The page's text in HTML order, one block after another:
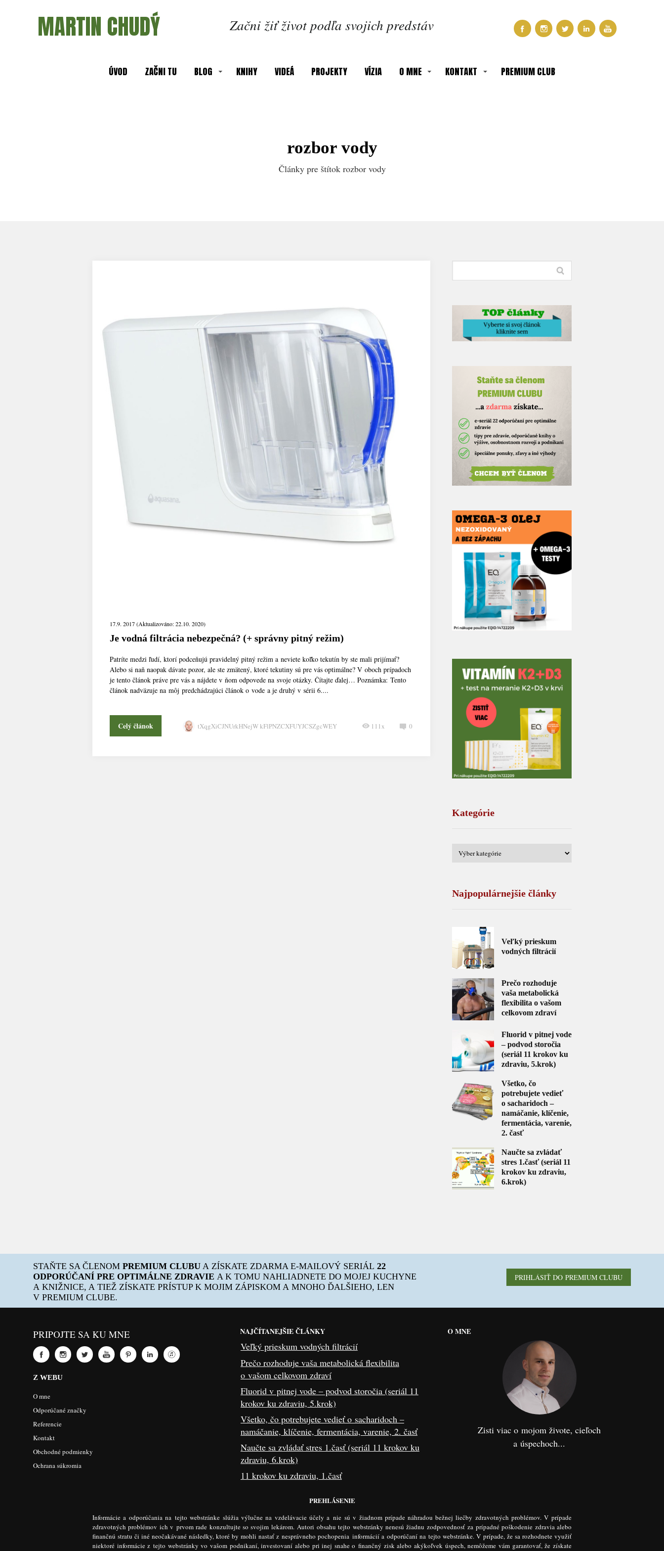
MARTIN CHUDÝ Začni žiť život podľa svojich predstáv
ÚVOD ZAČNI TU BLOG KNIHY VIDEÁ PROJEKTY VÍZIA O MNE KONTAKT PREMIUM CLUB
rozbor vody
Články pre štítok rozbor vody
17.9. 2017 (Aktualizováno: 22.10. 2020)
Je vodná filtrácia nebezpečná? (+ správny pitný režim)
Patríte medzi ľudí, ktorí podceňujú pravidelný pitný režim a neviete koľko tekutín by ste mali prijímať?
Alebo si naň naopak dávate pozor, ale ste zmätený, ktoré tekutiny sú pre vás optimálne? V oboch prípadoch
je tento článok práve pre vás a nájdete v ňom odpovede na svoje otázky. Čítajte ďalej… Poznámka: Tento
článok nadväzuje na môj predchádzajúci článok o vode a je druhý v sérii 6....
Celý článok tXqgXiCJNUrkHNejW kFlPNZCXFUYJCSZgcWEY 0
111x
Kategórie
Najpopulárnejšie články
Veľký prieskum
vodných filtrácií
Prečo rozhoduje
vaša metabolická
flexibilita o vašom
celkovom zdraví
Fluorid v pitnej vode
– podvod storočia
(seriál 11 krokov ku
zdraviu, 5.krok)
Všetko, čo
potrebujete vedieť
o sacharidoch –
namáčanie, klíčenie,
fermentácia, varenie,
2. časť
Naučte sa zvládať
stres 1.časť (seriál 11
krokov ku zdraviu,
6.krok)
STAŇTE SA ČLENOMPREMIUM CLUBU A ZÍSKATE ZDARMA E-MAILOVÝ SERIÁL22
ODPORÚČANÍ PRE OPTIMÁLNE ZDRAVIE A K TOMU NAHLIADNETE DO MOJEJ KUCHYNE
A KNIŽNICE, A TIEŽ ZÍSKATE PRÍSTUP K MOJIM ZÁPISKOM A MNOHO ĎALŠIEHO, LEN
V PREMIUM CLUBE.
PRIHLÁSIŤ DO PREMIUM CLUBU
PRIPOJTE SA KU MNE
Z WEBU
O mne
Odporúčané značky
Referencie
Kontakt
Obchodné podmienky
Ochrana súkromia
NAJČÍTANEJŠIE ČLÁNKY
Veľký prieskum vodných filtrácií
Prečo rozhoduje vaša metabolická flexibilita
o vašom celkovom zdraví
Fluorid v pitnej vode – podvod storočia (seriál 11
krokov ku zdraviu, 5.krok)
Všetko, čo potrebujete vedieť o sacharidoch –
namáčanie, klíčenie, fermentácia, varenie, 2. časť
Naučte sa zvládať stres 1.časť (seriál 11 krokov ku
zdraviu, 6.krok)
11 krokov ku zdraviu, 1.časť
O MNE
Zisti viac o mojom živote, cieľoch
a úspechoch...
PREHLÁSENIE
Informácie a odporúčania na tejto webstránke slúžia výlučne na vzdelávacie účely a nie sú v žiadnom prípade náhradou bežnej liečby zdravotných problémov. V prípade
zdravotných problémov ich v prvom rade konzultujte so svojim lekárom. Autori obsahu tejto webstránky nenesú žiadnu zodpovednosť za prípadné poškodenie zdravia alebo
finančnú stratu či iné neočakávané následky, ktoré by mohli nastať z nesprávneho pochopenia informácií a odporúčaní na tejto webstránke. V prípade, že sa rozhodnete využiť
niektoré informácie z tejto webstránky vo vašom podnikaní, investovaní alebo pri inej snahe o finančný zisk alebo akýkoľvek úspech, nemôžeme vám garantovať, že získate